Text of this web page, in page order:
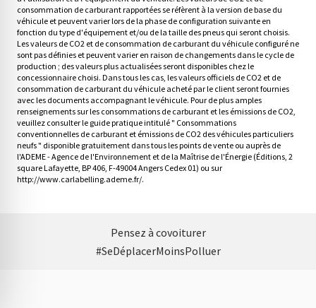
consommation de carburant rapportées se réfèrent à la version de base du
véhicule et peuvent varier lors de la phase de configuration suivante en
fonction du type d'équipement et/ou de la taille des pneus qui seront choisis.
Les valeurs de CO2 et de consommation de carburant du véhicule configuré ne
sont pas définies et peuvent varier en raison de changements dans le cycle de
production ; des valeurs plus actualisées seront disponibles chez le
concessionnaire choisi. Dans tous les cas, les valeurs officiels de CO2 et de
consommation de carburant du véhicule acheté par le client seront fournies
avec les documents accompagnant le véhicule. Pour de plus amples
renseignements sur les consommations de carburant et les émissions de CO2,
veuillez consulter le guide pratique intitulé " Consommations
conventionnelles de carburant et émissions de CO2 des véhicules particuliers
neufs " disponible gratuitement dans tous les points de vente ou auprès de
l'ADEME - Agence de l'Environnement et de la Maîtrise de l'Énergie (Éditions, 2
square Lafayette, BP 406, F-49004 Angers Cedex 01) ou sur
http://www.carlabelling.ademe.fr/.
Pensez à covoiturer
#SeDéplacerMoinsPolluer